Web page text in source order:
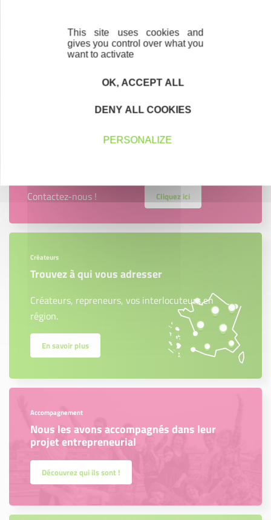
Oeuvrer pour la transition énergétique et
écologique de mon entreprise
S'outiller pour bien démarrer
Mon kit entrepreneur, l'application mobile pour
Contactez-nous ! Cliquez ici
Créateurs
Trouvez à qui vous adresser
Créateurs, repreneurs, vos interlocuteurs en
région.
En savoir plus
Accompagnement
Nous les avons accompagnés dans leur
projet entrepreneurial
Découvrez qui ils sont !
This site uses cookies and
gives you control over what you
want to activate
OK, ACCEPT ALL
DENY ALL COOKIES
PERSONALIZE